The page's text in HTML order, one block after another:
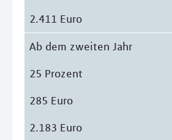
2.411 Euro
Ab dem zweiten Jahr
25 Prozent
285 Euro
2.183 Euro